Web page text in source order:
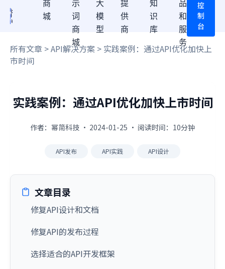
商
城
示
词
商
城
大
模
型
提
供
商
知
识
库
品
和
服
务
控
制
台
所有文章 >API解决方案 > 实践案例：通过API优化加快上
市时间
实践案例：通过API优化加快上市时间
作者：幂简科技 · 2024-01-25 · 阅读时间：10分钟
API发布 API实践 API设计
文章目录
修复API设计和文档
修复API的发布过程
选择适合的API开发框架